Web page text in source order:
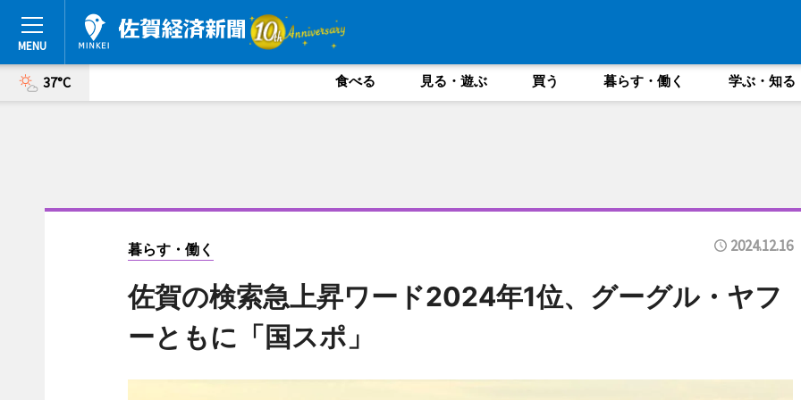
37°C 食べる 見る・遊ぶ 買う 暮らす・働く 学ぶ・知る
暮らす・働く 2024.12.16
佐賀の検索急上昇ワード2024年1位、グーグル・ヤフ
ーともに「国スポ」